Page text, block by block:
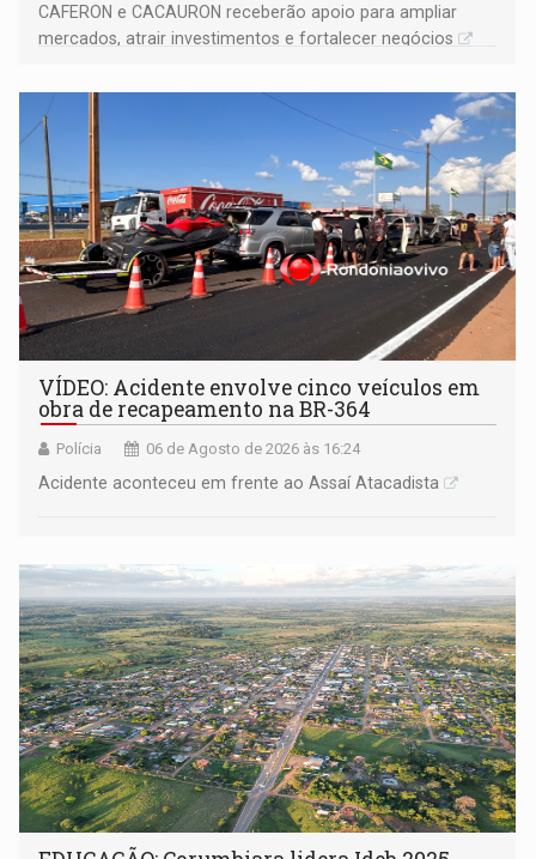
CAFERON e CACAURON receberão apoio para ampliar
mercados, atrair investimentos e fortalecer negócios
VÍDEO: Acidente envolve cinco veículos em
obra de recapeamento na BR-364
Polícia 06 de Agosto de 2026 às 16:24
Acidente aconteceu em frente ao Assaí Atacadista